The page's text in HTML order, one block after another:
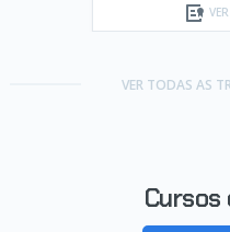
VER TODAS AS